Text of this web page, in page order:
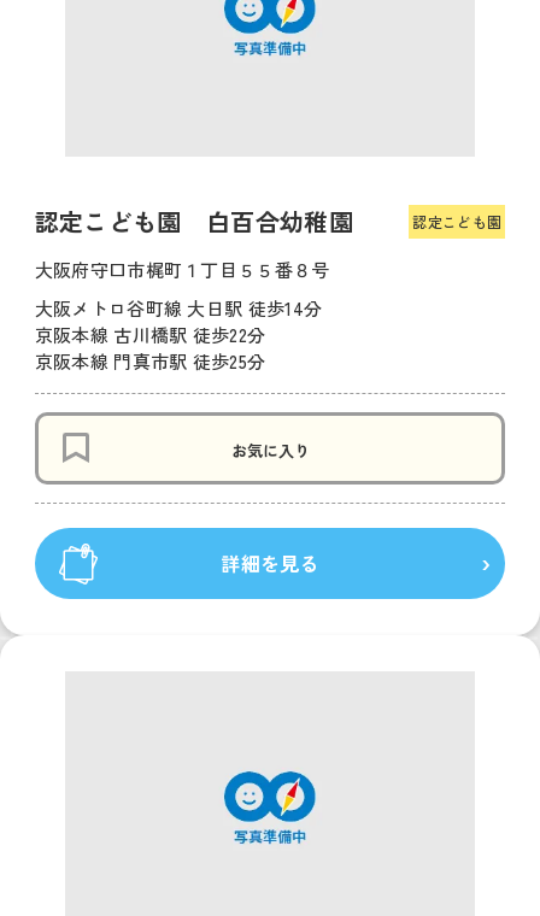
認定こども園 白百合幼稚園 認定こども園
大阪府守口市梶町１丁目５５番８号
大阪メトロ谷町線 大日駅 徒歩14分
京阪本線 古川橋駅 徒歩22分
京阪本線 門真市駅 徒歩25分
お気に入り
詳細を見る